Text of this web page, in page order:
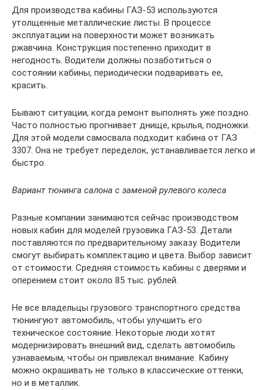
Для производства кабины ГАЗ-53 используются
утолщенные металлические листы. В процессе
эксплуатации на поверхности может возникать
ржавчина. Конструкция постепенно приходит в
негодность. Водители должны позаботиться о
состоянии кабины, периодически подваривать ее,
красить.
Бывают ситуации, когда ремонт выполнять уже поздно.
Часто полностью прогнивает днище, крылья, подножки.
Для этой модели самосвала подходит кабина от ГАЗ
3307. Она не требует переделок, устанавливается легко и
быстро.
Вариант тюнинга салона с заменой рулевого колеса
Разные компании занимаются сейчас производством
новых кабин для моделей грузовика ГАЗ-53. Детали
поставляются по предварительному заказу. Водители
смогут выбирать комплектацию и цвета. Выбор зависит
от стоимости. Средняя стоимость кабины с дверями и
оперением стоит около 85 тыс. рублей.
Не все владельцы грузового транспортного средства
тюнингуют автомобиль, чтобы улучшить его
техническое состояние. Некоторые люди хотят
модернизировать внешний вид, сделать автомобиль
узнаваемым, чтобы он привлекал внимание. Кабину
можно окрашивать не только в классические оттенки,
но и в металлик.